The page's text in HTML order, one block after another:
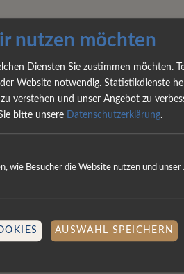
historische Ergebnisse
Rückschlüsse auf
Rendite oder
und Automatisierung
Möglichkeiten
automatisierte
und Überwachung
nutzen möchten
Diensten Sie zustimmen möchten.
Website notwendig. Statistikdienste
verstehen und unser Angebot zu
bitte unsere Datenschutzerklärung.
wie Besucher die Website nutzen und
AUSWAHL SPEICHERN